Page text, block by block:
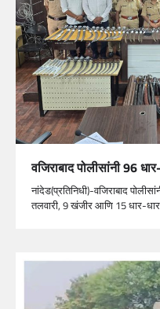
वजिराबाद पोलीसांनी 96
नांदेड(प्रतिनिधी)-वजिराबाद
तलवारी, 9 खंजीर आणि 15 धार-